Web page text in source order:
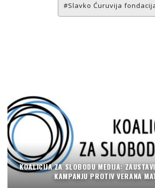
Slavko Ćuruvija
KOALICIJA ZA SLOBODU MEDIJA:
KAMPANJU PROTIV VERANA